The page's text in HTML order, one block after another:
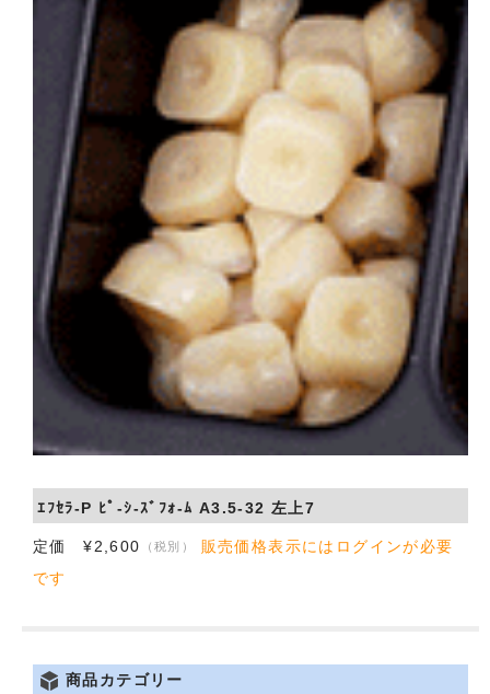
お問い合わせ
ｴﾌｾﾗ-P ﾋﾟ-ｼ-ｽﾞﾌｫ-ﾑ A3.5-32 左上7
定価 ¥2,600 （税別）
販売価格表示にはログインが必要
です
商品カテゴリー